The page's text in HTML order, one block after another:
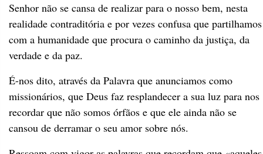
Senhor não se cansa de realizar para o nosso bem, nesta
realidade contraditória e por vezes confusa que partilhamos
com a humanidade que procura o caminho da justiça, da
verdade e da paz.
É-nos dito, através da Palavra que anunciamos como
missionários, que Deus faz resplandecer a sua luz para nos
recordar que não somos órfãos e que ele ainda não se
cansou de derramar o seu amor sobre nós.